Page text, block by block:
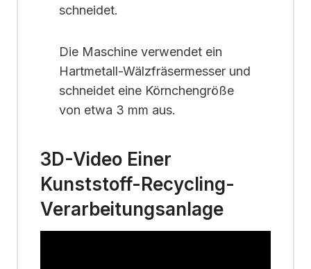
schneidet.
Die Maschine verwendet ein
Hartmetall-Wälzfräsermesser und
schneidet eine Körnchengröße
von etwa 3 mm aus.
3D-Video Einer
Kunststoff-Recycling-
Verarbeitungsanlage